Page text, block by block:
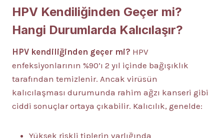
HPV Kendiliğinden Geçer mi?
Hangi Durumlarda Kalıcılaşır?
HPV kendiliğinden geçer mi? HPV
enfeksiyonlarının %90’ı 2 yıl içinde bağışıklık
tarafından temizlenir. Ancak virüsün
kalıcılaşması durumunda rahim ağzı kanseri gibi
ciddi sonuçlar ortaya çıkabilir. Kalıcılık, genelde:
Yüksek riskli tiplerin varlığında